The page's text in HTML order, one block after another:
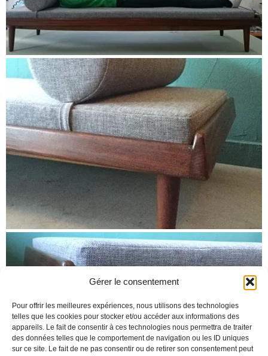
Gérer le consentement
Pour offrir les meilleures expériences, nous utilisons des technologies
telles que les cookies pour stocker et/ou accéder aux informations des
appareils. Le fait de consentir à ces technologies nous permettra de traiter
des données telles que le comportement de navigation ou les ID uniques
sur ce site. Le fait de ne pas consentir ou de retirer son consentement peut